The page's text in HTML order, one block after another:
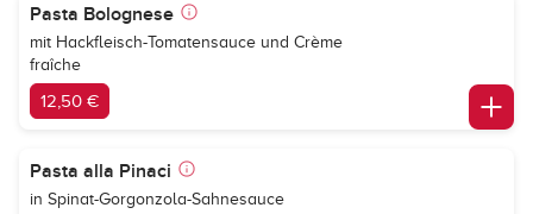
Pasta Bolognese
mit Hackfleisch-Tomatensauce und Crème
fraîche
12,50 €
Pasta alla Pinaci
in Spinat-Gorgonzola-Sahnesauce